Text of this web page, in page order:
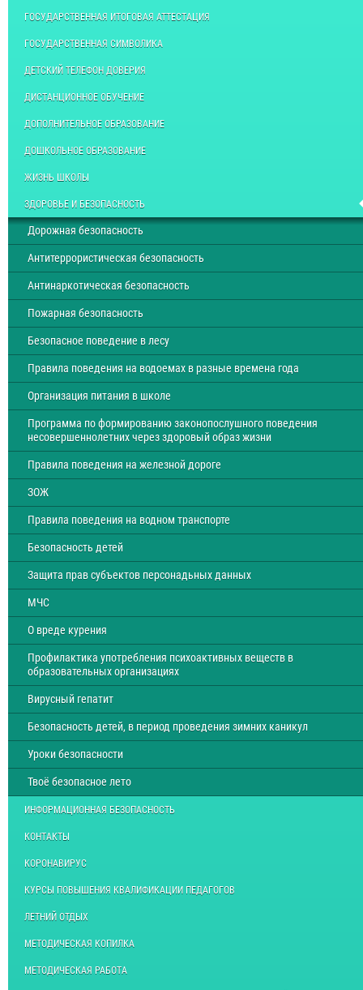
ГОСУДАРСТВЕННАЯ ИТОГОВАЯ АТТЕСТАЦИЯ
ГОСУДАРСТВЕННАЯ СИМВОЛИКА
ДЕТСКИЙ ТЕЛЕФОН ДОВЕРИЯ
ДИСТАНЦИОННОЕ ОБУЧЕНИЕ
ДОПОЛНИТЕЛЬНОЕ ОБРАЗОВАНИЕ
ДОШКОЛЬНОЕ ОБРАЗОВАНИЕ
ЖИЗНЬ ШКОЛЫ
ЗДОРОВЬЕ И БЕЗОПАСНОСТЬ
Дорожная безопасность
Антитеррористическая безопасность
Антинаркотическая безопасность
Пожарная безопасность
Безопасное поведение в лесу
Правила поведения на водоемах в разные времена года
Организация питания в школе
Программа по формированию законопослушного поведения
несовершеннолетних через здоровый образ жизни
Правила поведения на железной дороге
ЗОЖ
Правила поведения на водном транспорте
Безопасность детей
Защита прав субъектов персонадьных данных
МЧС
О вреде курения
Профилактика употребления психоактивных веществ в
образовательных организациях
Вирусный гепатит
Безопасность детей, в период проведения зимних каникул
Уроки безопасности
Твоё безопасное лето
ИНФОРМАЦИОННАЯ БЕЗОПАСНОСТЬ
КОНТАКТЫ
КОРОНАВИРУС
КУРСЫ ПОВЫШЕНИЯ КВАЛИФИКАЦИИ ПЕДАГОГОВ
ЛЕТНИЙ ОТДЫХ
МЕТОДИЧЕСКАЯ КОПИЛКА
МЕТОДИЧЕСКАЯ РАБОТА